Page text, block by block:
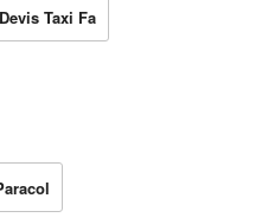
Devis Taxi Fa